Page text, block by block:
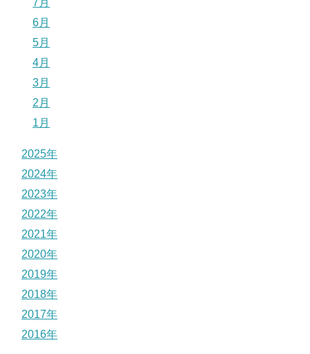
6月
5月
4月
3月
2月
1月
2025年
2024年
2023年
2022年
2021年
2020年
2019年
2018年
2017年
2016年